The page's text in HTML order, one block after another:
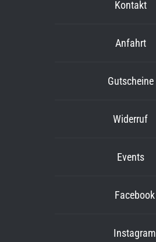
Kontakt
Anfahrt
Gutscheine
Widerruf
Events
Facebook
Instagram